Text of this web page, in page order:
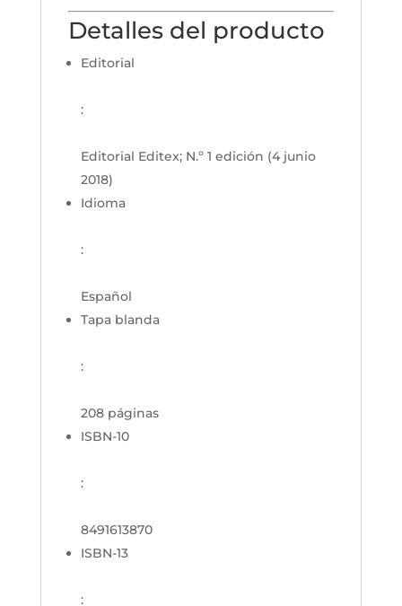
Detalles del producto
Editorial
:
Editorial Editex; N.º 1 edición (4 junio
2018)
Idioma
:
Español
Tapa blanda
:
208 páginas
ISBN-10
:
8491613870
ISBN-13
: